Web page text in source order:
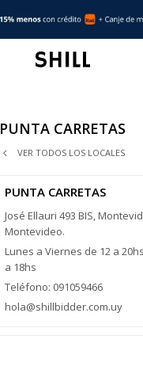
PUNTA CARRETAS
VER TODOS LOS LOCALES
PUNTA CARRETAS
José Ellauri 493 BIS,
Montevideo.
Lunes a Viernes de 12 a
a 18hs
Teléfono: 091059466
hola@shillbidder.com.uy